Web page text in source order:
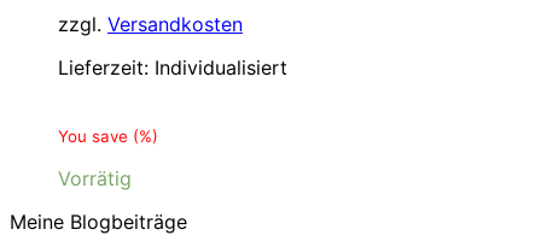
zzgl. Versandkosten
Lieferzeit: Individualisiert
You save (%)
Vorrätig
Meine Blogbeiträge